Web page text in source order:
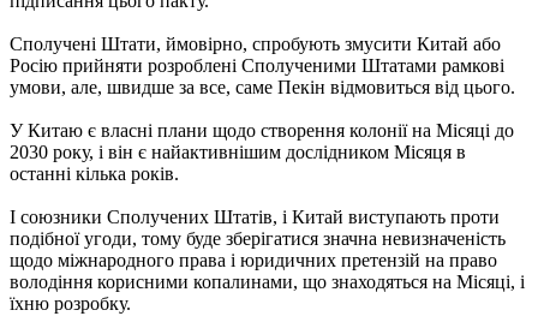
Сполучені Штати, ймовірно, спробують змусити Китай або
Росію прийняти розроблені Сполученими Штатами рамкові
умови, але, швидше за все, саме Пекін відмовиться від цього.
У Китаю є власні плани щодо створення колонії на Місяці до
2030 року, і він є найактивнішим дослідником Місяця в
останні кілька років.
І союзники Сполучених Штатів, і Китай виступають проти
подібної угоди, тому буде зберігатися значна невизначеність
щодо міжнародного права і юридичних претензій на право
володіння корисними копалинами, що знаходяться на Місяці, і
їхню розробку.